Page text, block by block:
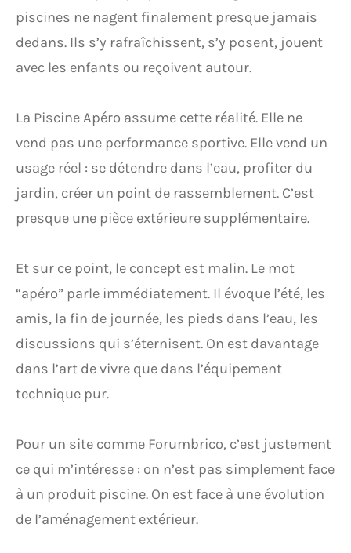
piscines ne nagent finalement presque jamais
dedans. Ils s’y rafraîchissent, s’y posent, jouent
avec les enfants ou reçoivent autour.
La Piscine Apéro assume cette réalité. Elle ne
vend pas une performance sportive. Elle vend un
usage réel : se détendre dans l’eau, profiter du
jardin, créer un point de rassemblement. C’est
presque une pièce extérieure supplémentaire.
Et sur ce point, le concept est malin. Le mot
“apéro” parle immédiatement. Il évoque l’été, les
amis, la fin de journée, les pieds dans l’eau, les
discussions qui s’éternisent. On est davantage
dans l’art de vivre que dans l’équipement
technique pur.
Pour un site comme Forumbrico, c’est justement
ce qui m’intéresse : on n’est pas simplement face
à un produit piscine. On est face à une évolution
de l’aménagement extérieur.